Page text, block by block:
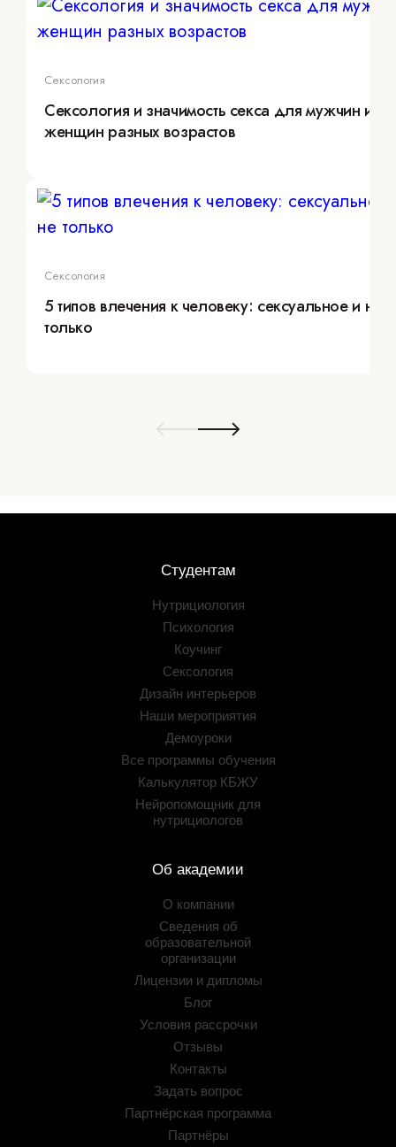
Сексология
Сексология и значимость секса для мужчин и
женщин разных возрастов
Сексология
5 типов влечения к человеку: сексуальное и не
только
Студентам
Нутрициология
Психология
Коучинг
Сексология
Дизайн интерьеров
Наши мероприятия
Демоуроки
Все программы обучения
Калькулятор КБЖУ
Нейропомощник для
нутрициологов
Об академии
О компании
Сведения об
образовательной
организации
Лицензии и дипломы
Блог
Условия рассрочки
Отзывы
Контакты
Задать вопрос
Партнёрская программа
Партнёры